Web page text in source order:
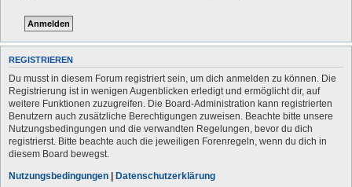
REGISTRIEREN
Du musst in diesem Forum registriert sein, um dich anmelden zu können. Die
Registrierung ist in wenigen Augenblicken erledigt und ermöglicht dir, auf
weitere Funktionen zuzugreifen. Die Board-Administration kann registrierten
Benutzern auch zusätzliche Berechtigungen zuweisen. Beachte bitte unsere
Nutzungsbedingungen und die verwandten Regelungen, bevor du dich
registrierst. Bitte beachte auch die jeweiligen Forenregeln, wenn du dich in
diesem Board bewegst.
Nutzungsbedingungen | Datenschutzerklärung